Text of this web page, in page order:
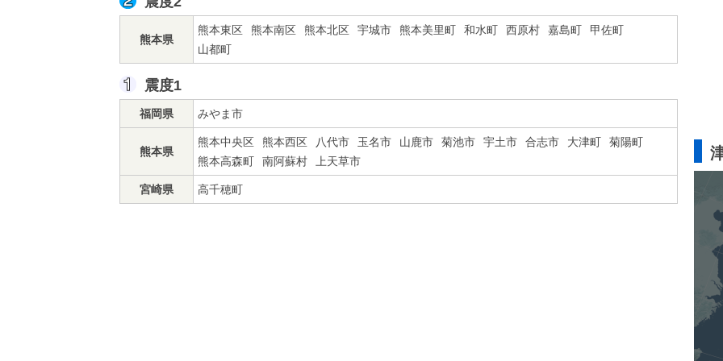
熊本県
熊本東区 熊本南区 熊本北区 宇城市 熊本美里町 和水町 西原村 嘉島町
甲佐町
山都町
震度1
福岡県 みやま市
熊本県
熊本中央区 熊本西区 八代市 玉名市 山鹿市 菊池市 宇土市 合志市 大津町
菊陽町
熊本高森町
南阿蘇村 上天草市
宮崎県 高千穂町